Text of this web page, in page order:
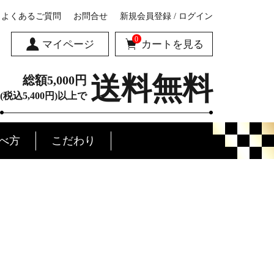
よくあるご質問 お問合せ 新規会員登録 / ログイン
マイページ 0 カートを見る
総額5,000円
(税込5,400円)以上で 送料無料
の会
方
こだわり